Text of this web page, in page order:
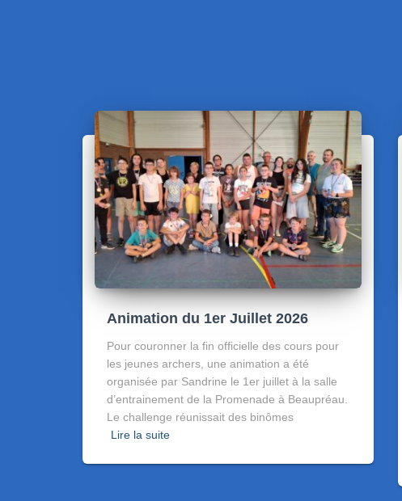
Animation du 1er Juillet 2026
Pour couronner la fin officielle des cours pour
les jeunes archers, une animation a été
organisée par Sandrine le 1er juillet à la salle
d’entrainement de la Promenade à Beaupréau.
Le challenge réunissait des binômes
Lire la suite